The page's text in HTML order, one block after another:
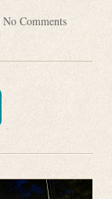
No Comments